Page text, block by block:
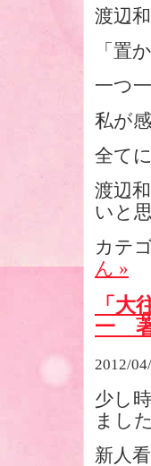
渡辺
「置
一つ
私が
全て
渡辺
いと
カテ
ん »
「
一
2012/
少し
ました
新人